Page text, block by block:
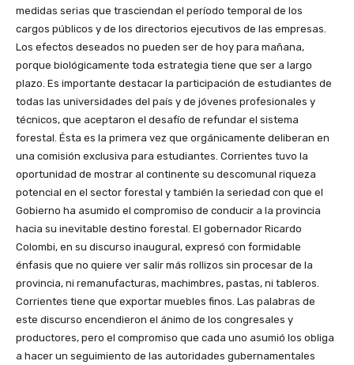
medidas serias que trasciendan el período temporal de los
cargos públicos y de los directorios ejecutivos de las empresas.
Los efectos deseados no pueden ser de hoy para mañana,
porque biológicamente toda estrategia tiene que ser a largo
plazo. Es importante destacar la participación de estudiantes de
todas las universidades del país y de jóvenes profesionales y
técnicos, que aceptaron el desafío de refundar el sistema
forestal. Ésta es la primera vez que orgánicamente deliberan en
una comisión exclusiva para estudiantes. Corrientes tuvo la
oportunidad de mostrar al continente su descomunal riqueza
potencial en el sector forestal y también la seriedad con que el
Gobierno ha asumido el compromiso de conducir a la provincia
hacia su inevitable destino forestal. El gobernador Ricardo
Colombi, en su discurso inaugural, expresó con formidable
énfasis que no quiere ver salir más rollizos sin procesar de la
provincia, ni remanufacturas, machimbres, pastas, ni tableros.
Corrientes tiene que exportar muebles finos. Las palabras de
este discurso encendieron el ánimo de los congresales y
productores, pero el compromiso que cada uno asumió los obliga
a hacer un seguimiento de las autoridades gubernamentales